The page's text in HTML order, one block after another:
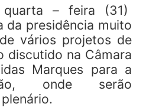
– feira (31)
da presidência muito
vários projetos de
discutido na Câmara
Marques para a
onde serão